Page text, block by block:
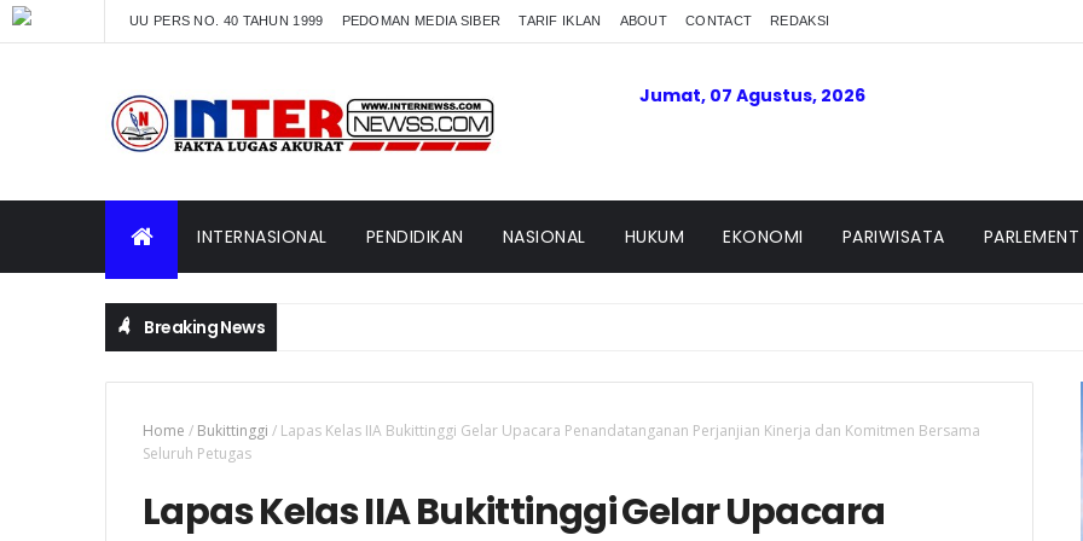
UU PERS NO. 40 TAHUN 1999 PEDOMAN MEDIA SIBER TARIF IKLAN ABOUT CONTACT REDAKSI
Jumat, 07 Agustus, 2026
INTERNASIONAL PENDIDIKAN NASIONAL HUKUM EKONOMI PARIWISATA PARLEMENT
Breaking News
Home / Bukittinggi / Lapas Kelas IIA Bukittinggi Gelar Upacara Penandatanganan Perjanjian Kinerja dan Komitmen Bersama
Seluruh Petugas
Lapas Kelas IIA Bukittinggi Gelar Upacara